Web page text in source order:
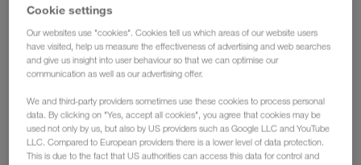
всей Европе
Cookie settings
Our websites use "cookies". Cookies tell us which areas of our website users
have visited, help us measure the effectiveness of advertising and web searches
and give us insight into user behaviour so that we can optimise our
communication as well as our advertising offer.
We and third-party providers sometimes use these cookies to process personal
data. By clicking on "Yes, accept all cookies", you agree that cookies may be
used not only by us, but also by US providers such as Google LLC and YouTube
LLC. Compared to European providers there is a lower level of data protection.
This is due to the fact that US authorities can access this data for control and